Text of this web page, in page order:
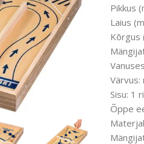
Pikkus
Laius
Kõrgus
Värvus:
Sisu: 1
Õppe